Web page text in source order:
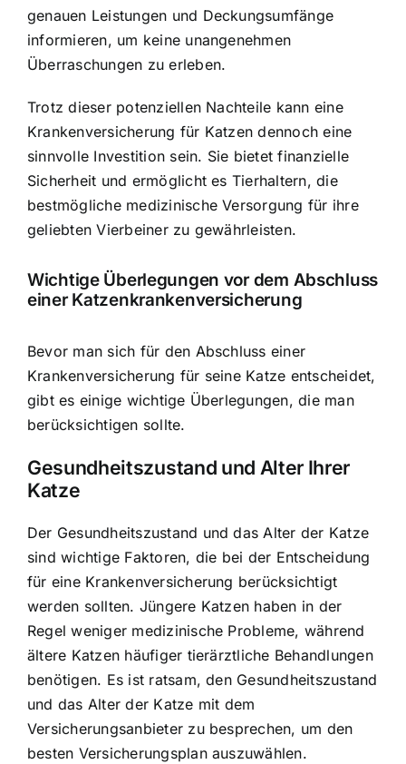
genauen Leistungen und Deckungsumfänge
informieren, um keine unangenehmen
Überraschungen zu erleben.
Trotz dieser potenziellen Nachteile kann eine
Krankenversicherung für Katzen dennoch eine
sinnvolle Investition sein. Sie bietet finanzielle
Sicherheit und ermöglicht es Tierhaltern, die
bestmögliche medizinische Versorgung für ihre
geliebten Vierbeiner zu gewährleisten.
Wichtige Überlegungen vor dem Abschluss
einer Katzenkrankenversicherung
Bevor man sich für den Abschluss einer
Krankenversicherung für seine Katze entscheidet,
gibt es einige wichtige Überlegungen, die man
berücksichtigen sollte.
Gesundheitszustand und Alter Ihrer
Katze
Der Gesundheitszustand und das Alter der Katze
sind wichtige Faktoren, die bei der Entscheidung
für eine Krankenversicherung berücksichtigt
werden sollten. Jüngere Katzen haben in der
Regel weniger medizinische Probleme, während
ältere Katzen häufiger tierärztliche Behandlungen
benötigen. Es ist ratsam, den Gesundheitszustand
und das Alter der Katze mit dem
Versicherungsanbieter zu besprechen, um den
besten Versicherungsplan auszuwählen.